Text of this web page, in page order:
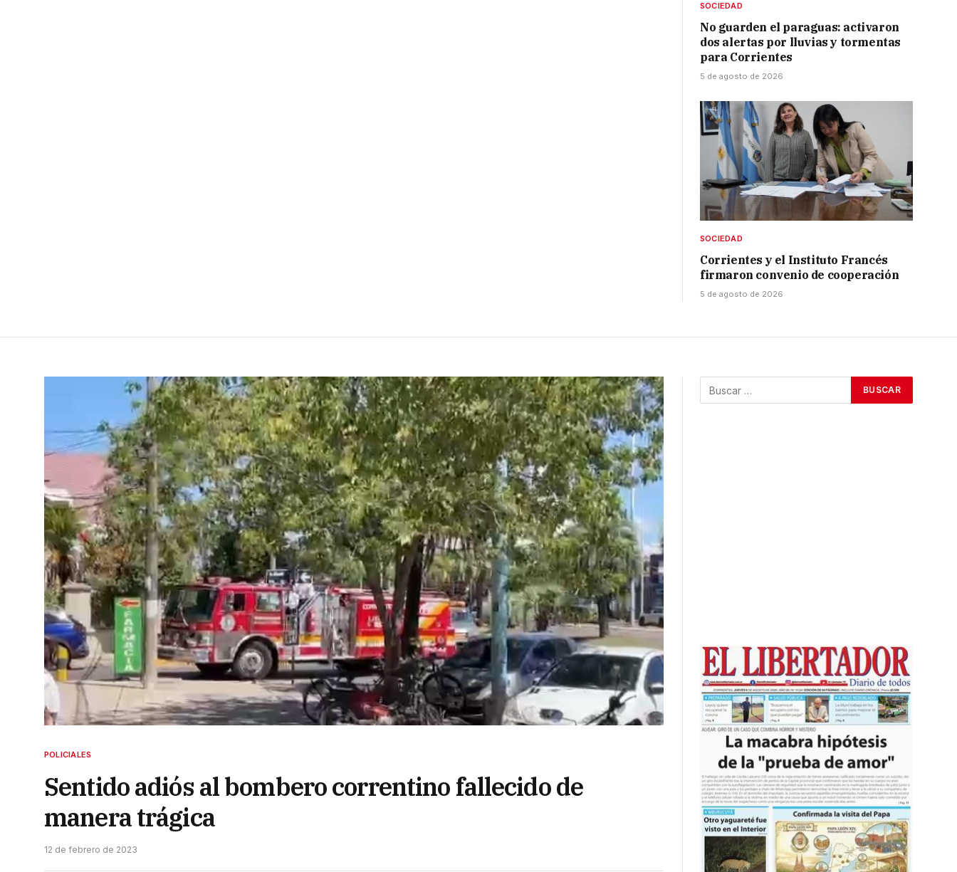
SOCIEDAD
No guarden el paraguas: activaron
dos alertas por lluvias y tormentas
para Corrientes
5 de agosto de 2026
SOCIEDAD
Corrientes y el Instituto Francés
firmaron convenio de cooperación
5 de agosto de 2026
POLICIALES
Sentido adiós al bombero correntino fallecido de
manera trágica
12 de febrero de 2023